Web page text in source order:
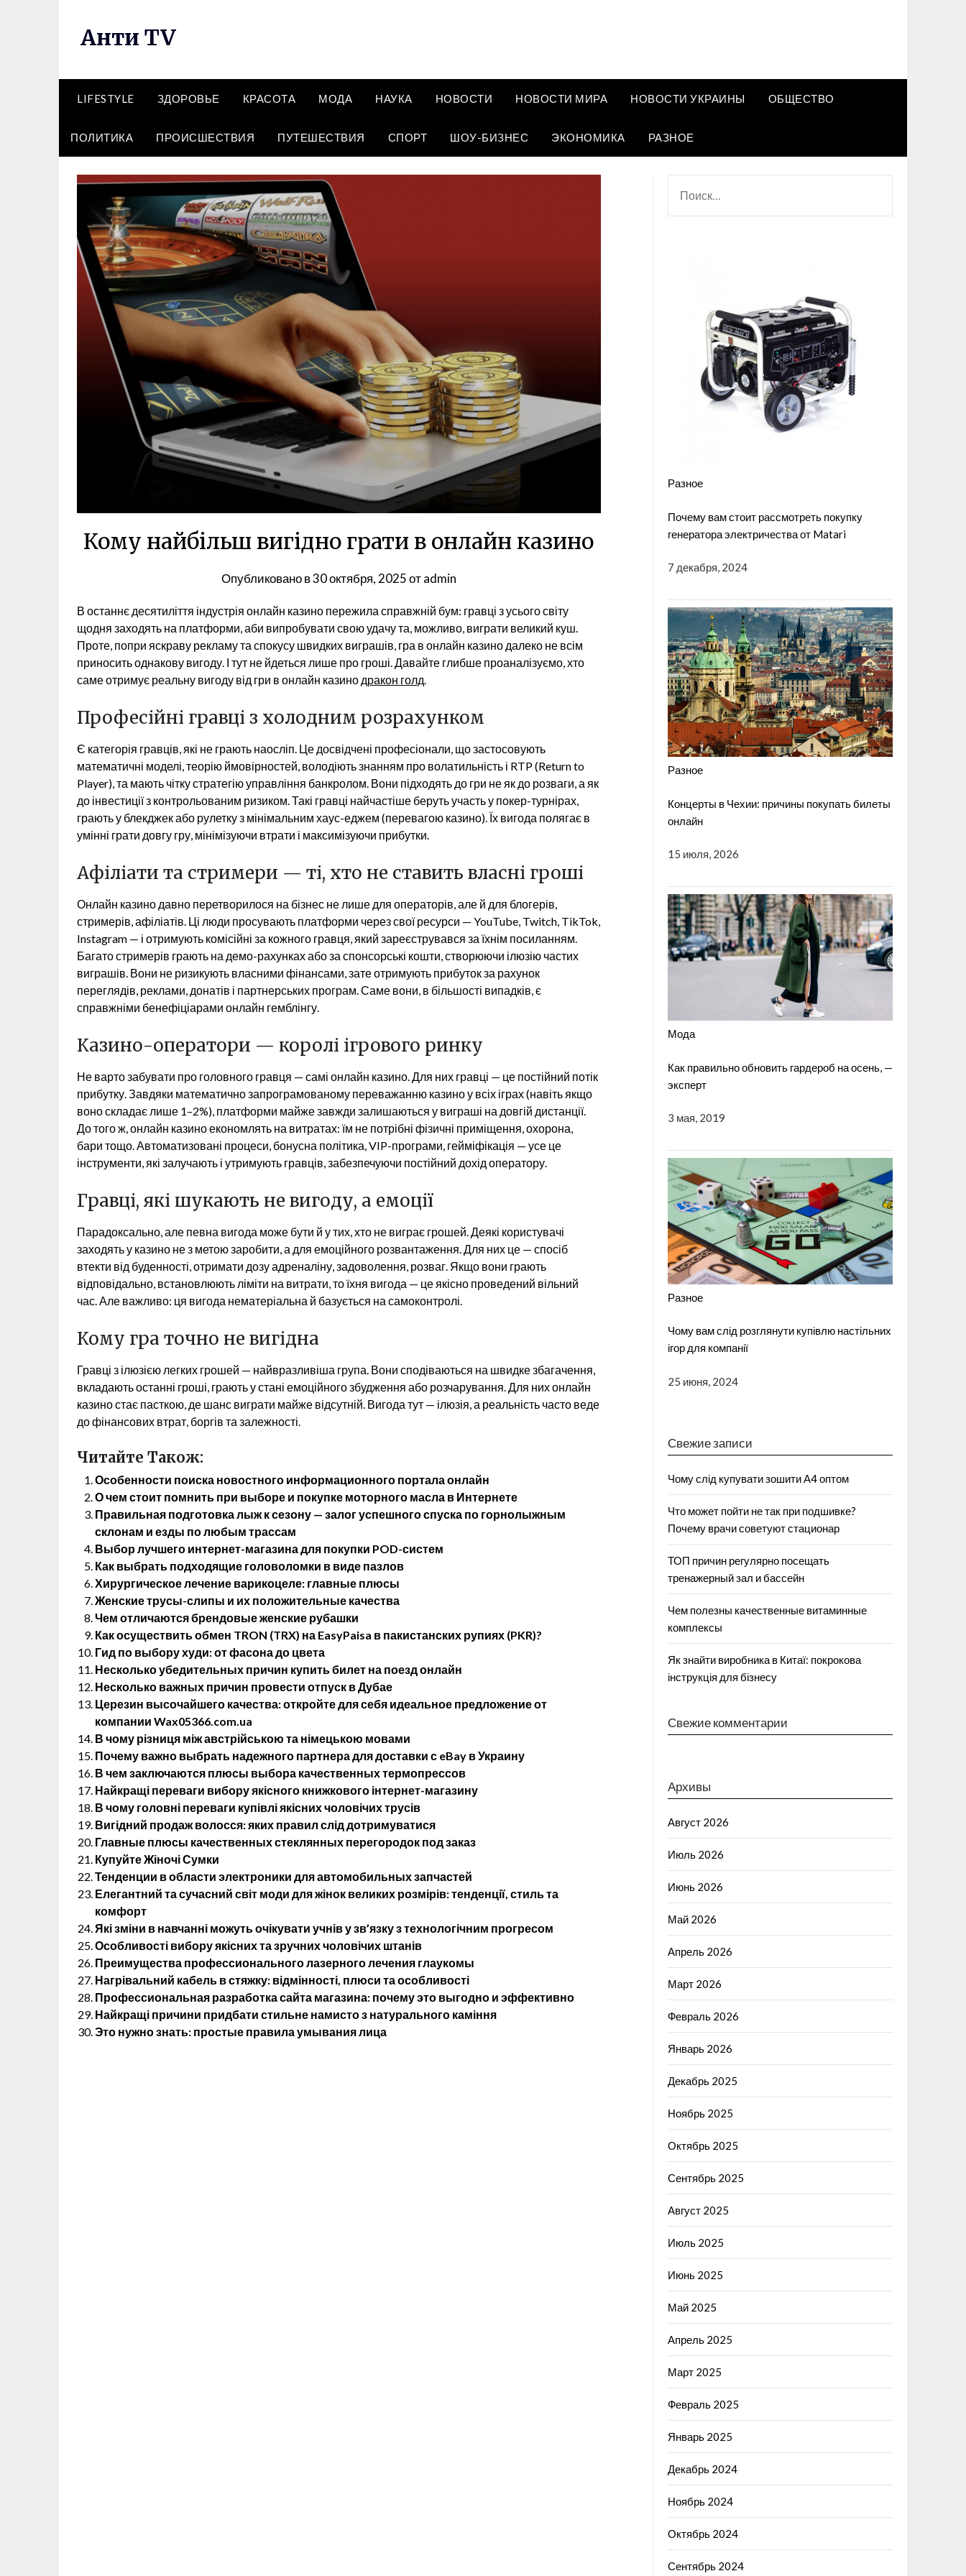
Анти TV
LIFESTYLE ЗДОРОВЬЕ КРАСОТА МОДА НАУКА НОВОСТИ НОВОСТИ МИРА НОВОСТИ УКРАИНЫ ОБЩЕСТВО
ПОЛИТИКА ПРОИСШЕСТВИЯ ПУТЕШЕСТВИЯ СПОРТ ШОУ-БИЗНЕС ЭКОНОМИКА РАЗНОЕ
Кому найбільш вигідно грати в онлайн казино
Опубликовано в30 октября, 2025отadmin
В останнє десятиліття індустрія онлайн казино пережила справжній бум: гравці з усього світу
щодня заходять на платформи, аби випробувати свою удачу та, можливо, виграти великий куш.
Проте, попри яскраву рекламу та спокусу швидких виграшів, гра в онлайн казино далеко не всім
приносить однакову вигоду. І тут не йдеться лише про гроші. Давайте глибше проаналізуємо, хто
саме отримує реальну вигоду від гри в онлайн казино дракон голд
Професійні гравці з холодним розрахунком
Є категорія гравців, які не грають наосліп. Це досвідчені професіонали, що застосовують
математичні моделі, теорію ймовірностей, володіють знанням про волатильність і RTP (Return to
Player), та мають чітку стратегію управління банкролом. Вони підходять до гри не як до розваги, а як
до інвестиції з контрольованим ризиком. Такі гравці найчастіше беруть участь у покер-турнірах,
грають у блекджек або рулетку з мінімальним хаус-еджем (перевагою казино). Їх вигода полягає в
умінні грати довгу гру, мінімізуючи втрати і максимізуючи прибутки.
Афіліати та стримери — ті, хто не ставить власні гроші
Онлайн казино давно перетворилося на бізнес не лише для операторів, але й для блогерів,
стримерів, афіліатів. Ці люди просувають платформи через свої ресурси — YouTube, Twitch, TikTok,
Instagram — і отримують комісійні за кожного гравця, який зареєструвався за їхнім посиланням.
Багато стримерів грають на демо-рахунках або за спонсорські кошти, створюючи ілюзію частих
виграшів. Вони не ризикують власними фінансами, зате отримують прибуток за рахунок
переглядів, реклами, донатів і партнерських програм. Саме вони, в більшості випадків, є
справжніми бенефіціарами онлайн гемблінгу.
Казино-оператори — королі ігрового ринку
Не варто забувати про головного гравця — самі онлайн казино. Для них гравці — це постійний потік
прибутку. Завдяки математично запрограмованому переважанню казино у всіх іграх (навіть якщо
воно складає лише 1–2%), платформи майже завжди залишаються у виграші на довгій дистанції.
До того ж, онлайн казино економлять на витратах: їм не потрібні фізичні приміщення, охорона,
бари тощо. Автоматизовані процеси, бонусна політика, VIP-програми, гейміфікація — усе це
інструменти, які залучають і утримують гравців, забезпечуючи постійний дохід оператору.
Гравці, які шукають не вигоду, а емоції
Парадоксально, але певна вигода може бути й у тих, хто не виграє грошей. Деякі користувачі
заходять у казино не з метою заробити, а для емоційного розвантаження. Для них це — спосіб
втекти від буденності, отримати дозу адреналіну, задоволення, розваг. Якщо вони грають
відповідально, встановлюють ліміти на витрати, то їхня вигода — це якісно проведений вільний
час. Але важливо: ця вигода нематеріальна й базується на самоконтролі.
Кому гра точно не вигідна
Гравці з ілюзією легких грошей — найвразливіша група. Вони сподіваються на швидке збагачення,
вкладають останні гроші, грають у стані емоційного збудження або розчарування. Для них онлайн
казино стає пасткою, де шанс виграти майже відсутній. Вигода тут — ілюзія, а реальність часто веде
до фінансових втрат, боргів та залежності.
Читайте Також:
Особенности поиска новостного информационного портала онлайн
О чем стоит помнить при выборе и покупке моторного масла в Интернете
Правильная подготовка лыж к сезону — залог успешного спуска по горнолыжным
склонам и езды по любым трассам
Выбор лучшего интернет-магазина для покупки POD-систем
Как выбрать подходящие головоломки в виде пазлов
Хирургическое лечение варикоцеле: главные плюсы
Женские трусы-слипы и их положительные качества
Чем отличаются брендовые женские рубашки
Как осуществить обмен TRON (TRX) на EasyPaisa в пакистанских рупиях (PKR)?
Гид по выбору худи: от фасона до цвета
Несколько убедительных причин купить билет на поезд онлайн
Несколько важных причин провести отпуск в Дубае
Церезин высочайшего качества: откройте для себя идеальное предложение от
компании Wax05366.com.ua
В чому різниця між австрійською та німецькою мовами
Почему важно выбрать надежного партнера для доставки с eBay в Украину
В чем заключаются плюсы выбора качественных термопрессов
Найкращі переваги вибору якісного книжкового інтернет-магазину
В чому головні переваги купівлі якісних чоловічих трусів
Вигідний продаж волосся: яких правил слід дотримуватися
Главные плюсы качественных стеклянных перегородок под заказ
Купуйте Жіночі Сумки
Тенденции в области электроники для автомобильных запчастей
Елегантний та сучасний світ моди для жінок великих розмірів: тенденції, стиль та
комфорт
Які зміни в навчанні можуть очікувати учнів у зв’язку з технологічним прогресом
Особливості вибору якісних та зручних чоловічих штанів
Преимущества профессионального лазерного лечения глаукомы
Нагрівальний кабель в стяжку: відмінності, плюси та особливості
Профессиональная разработка сайта магазина: почему это выгодно и эффективно
Найкращі причини придбати стильне намисто з натурального каміння
Это нужно знать: простые правила умывания лица
Разное
Почему вам стоит рассмотреть покупку
генератора электричества от Matari
7 декабря, 2024
Разное
Концерты в Чехии: причины покупать билеты
онлайн
15 июля, 2026
Мода
Как правильно обновить гардероб на осень, —
эксперт
3 мая, 2019
Разное
Чому вам слід розглянути купівлю настільних
ігор для компанії
25 июня, 2024
Свежие записи
Чому слід купувати зошити А4 оптом
Что может пойти не так при подшивке?
Почему врачи советуют стационар
ТОП причин регулярно посещать
тренажерный зал и бассейн
Чем полезны качественные витаминные
комплексы
Як знайти виробника в Китаї: покрокова
інструкція для бізнесу
Свежие комментарии
Архивы
Август 2026
Июль 2026
Июнь 2026
Май 2026
Апрель 2026
Март 2026
Февраль 2026
Январь 2026
Декабрь 2025
Ноябрь 2025
Октябрь 2025
Сентябрь 2025
Август 2025
Июль 2025
Июнь 2025
Май 2025
Апрель 2025
Март 2025
Февраль 2025
Январь 2025
Декабрь 2024
Ноябрь 2024
Октябрь 2024
Сентябрь 2024